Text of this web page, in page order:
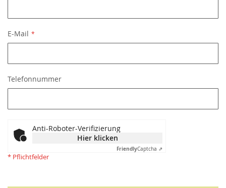
E-Mail
Telefonnummer
Anti-Roboter-Verifizierung
Hier klicken
FriendlyCaptcha ⇗
* Pflichtfelder